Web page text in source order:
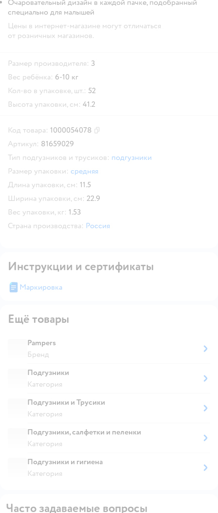
Очаровательный дизайн в каждой пачке, подобранный
специально для малышей
Цены в интернет-магазине могут отличаться
от розничных магазинов.
Размер производителя: 3
Вес ребёнка: 6-10 кг
Кол-во в упаковке, шт.: 52
Высота упаковки, см: 41.2
Код товара: 1000054078
Артикул: 81659029
Тип подгузников и трусиков: подгузники
Размер упаковки: средняя
Длина упаковки, см: 11.5
Ширина упаковки, см: 22.9
Вес упаковки, кг: 1.53
Страна производства: Россия
Инструкции и сертификаты
Маркировка
Ещё товары
Pampers
Бренд
Подгузники
Категория
Подгузники и Трусики
Категория
Подгузники, салфетки и пеленки
Категория
Подгузники и гигиена
Категория
Часто задаваемые вопросы